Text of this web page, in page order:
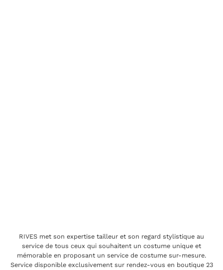
RIVES met son expertise tailleur et son regard stylistique au
service de tous ceux qui souhaitent un costume unique et
mémorable en proposant un service de costume sur-mesure.
Service disponible exclusivement sur rendez-vous en boutique 23